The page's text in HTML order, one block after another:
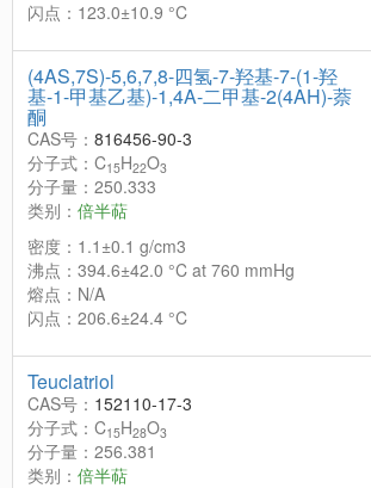
闪点：123.0±10.9 °C
(4AS,7S)-5,6,7,8-四氢-7-羟基-7-(1-羟
基-1-甲基乙基)-1,4A-二甲基-2(4AH)-萘
酮
CAS号： 816456-90-3
分子式：C15H22O3
分子量：250.333
类别： 倍半萜
密度：1.1±0.1 g/cm3
沸点：394.6±42.0 °C at 760 mmHg
熔点：N/A
闪点：206.6±24.4 °C
Teuclatriol
CAS号： 152110-17-3
分子式：C15H28O3
分子量：256.381
类别： 倍半萜